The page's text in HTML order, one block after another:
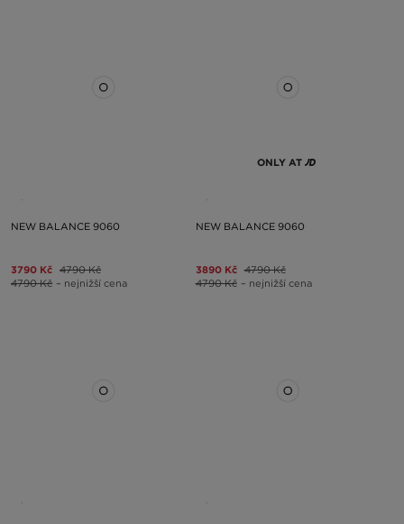
NEW BALANCE 9060
3790 Kč 4790 Kč
4790 Kč – nejnižší cena
ONLY AT
NEW BALANCE 9060
3890 Kč 4790 Kč
4790 Kč – nejnižší cena